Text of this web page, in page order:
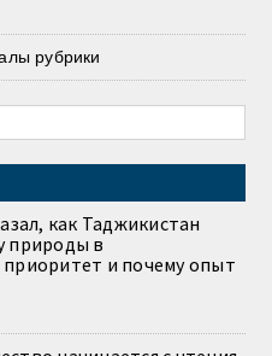
рубрики
как Таджикистан
природы в
приоритет и почему опыт